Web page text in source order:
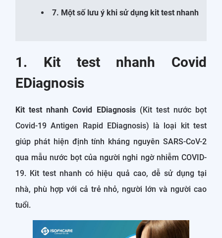
7. Một số lưu ý khi sử dụng kit test nhanh
1. Kit test nhanh Covid
EDiagnosis
Kit test nhanh Covid EDiagnosis(Kit test nước bọt
Covid-19 Antigen Rapid EDiagnosis) là loại kit test
giúp phát hiện định tính kháng nguyên SARS-CoV-2
qua mẫu nước bọt của người nghi ngờ nhiễm COVID-
19. Kit test nhanh có hiệu quả cao, dễ sử dụng tại
nhà, phù hợp với cả trẻ nhỏ, người lớn và người cao
tuổi.